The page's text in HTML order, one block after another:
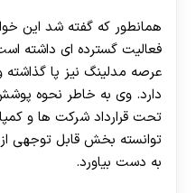
همانطور که گفته شد این
فعالیت گسترده ای داشته
عرصه مدلینگ نیز پا
دارد. وی به خاطر نحوه
تحت قرارداد شرکت ها و
توانسته بخش قابل توجهی
به دست بیاورد.